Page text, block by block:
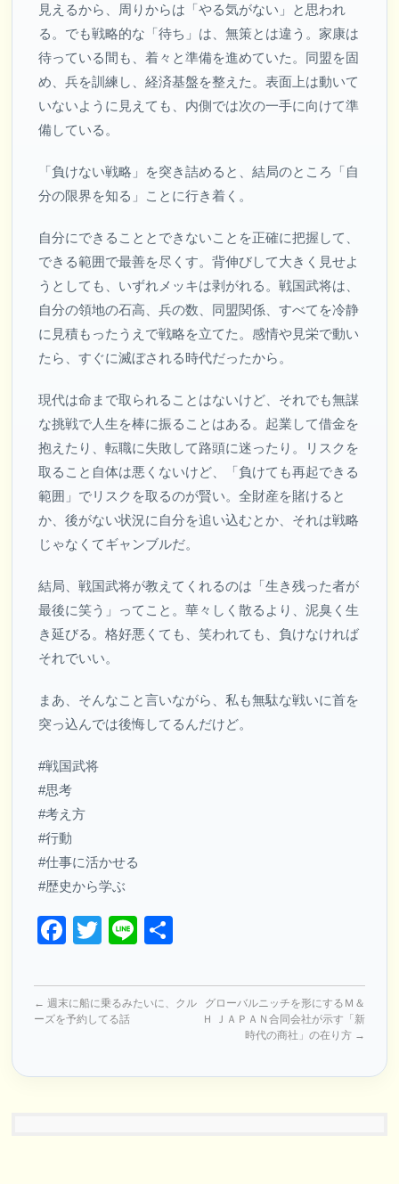
見えるから、周りからは「やる気がない」と思われ
る。でも戦略的な「待ち」は、無策とは違う。家康は
待っている間も、着々と準備を進めていた。同盟を固
め、兵を訓練し、経済基盤を整えた。表面上は動いて
いないように見えても、内側では次の一手に向けて準
備している。
「負けない戦略」を突き詰めると、結局のところ「自
分の限界を知る」ことに行き着く。
自分にできることとできないことを正確に把握して、
できる範囲で最善を尽くす。背伸びして大きく見せよ
うとしても、いずれメッキは剥がれる。戦国武将は、
自分の領地の石高、兵の数、同盟関係、すべてを冷静
に見積もったうえで戦略を立てた。感情や見栄で動い
たら、すぐに滅ぼされる時代だったから。
現代は命まで取られることはないけど、それでも無謀
な挑戦で人生を棒に振ることはある。起業して借金を
抱えたり、転職に失敗して路頭に迷ったり。リスクを
取ること自体は悪くないけど、「負けても再起できる
範囲」でリスクを取るのが賢い。全財産を賭けると
か、後がない状況に自分を追い込むとか、それは戦略
じゃなくてギャンブルだ。
結局、戦国武将が教えてくれるのは「生き残った者が
最後に笑う」ってこと。華々しく散るより、泥臭く生
き延びる。格好悪くても、笑われても、負けなければ
それでいい。
まあ、そんなこと言いながら、私も無駄な戦いに首を
突っ込んでは後悔してるんだけど。
#戦国武将
#思考
#考え方
#行動
#仕事に活かせる
#歴史から学ぶ
Facebook
Twitter
Line
← 週末に船に乗るみたいに、クル
ーズを予約してる話
グローバルニッチを形にするＭ＆
Ｈ ＪＡＰＡＮ合同会社が示す「新
時代の商社」の在り方 →